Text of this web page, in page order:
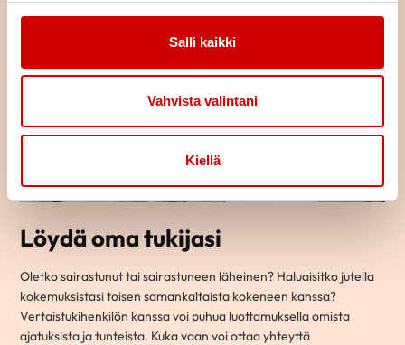
Salli kaikki
Vahvista valintani
Kiellä
Löydä oma tukijasi
Oletko sairastunut tai sairastuneen läheinen? Haluaisitko jutella
kokemuksistasi toisen samankaltaista kokeneen kanssa?
Vertaistukihenkilön kanssa voi puhua luottamuksella omista
ajatuksista ja tunteista. Kuka vaan voi ottaa yhteyttä